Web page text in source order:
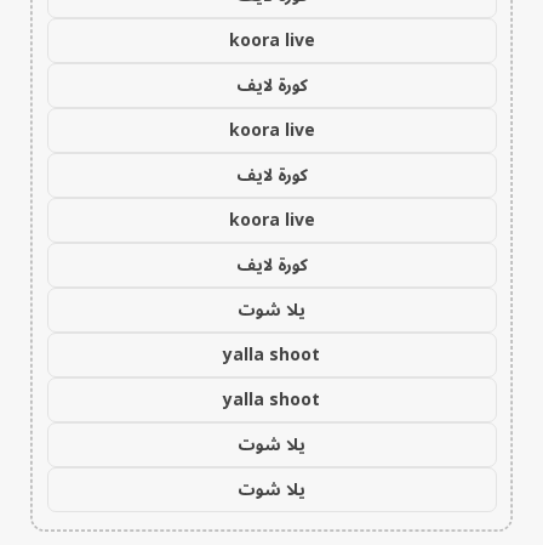
koora live
كورة لايف
koora live
كورة لايف
koora live
كورة لايف
يلا شوت
yalla shoot
yalla shoot
يلا شوت
يلا شوت